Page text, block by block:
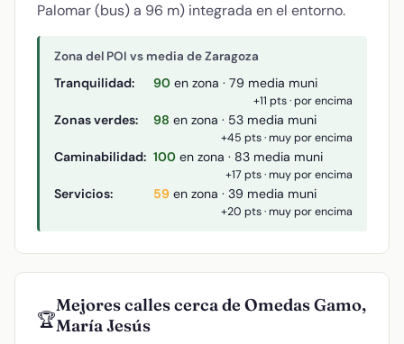
Palomar (bus) a 96 m) integrada en el entorno.
Zona del POI vs media de Zaragoza
Tranquilidad: 90 en zona · 79 media muni
+11 pts · por encima
Zonas verdes: 98 en zona · 53 media muni
+45 pts · muy por encima
Caminabilidad: 100 en zona · 83 media muni
+17 pts · muy por encima
Servicios: 59 en zona · 39 media muni
+20 pts · muy por encima
🏆
Mejores calles cerca de Omedas Gamo,
María Jesús